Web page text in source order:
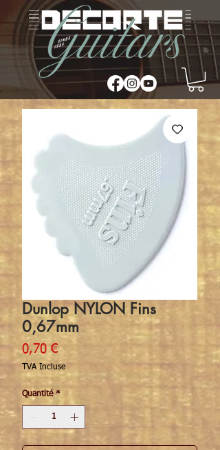
Dunlop NYLON Fins
0,67mm
0,70 €Prix
TVA Incluse
Quantité *